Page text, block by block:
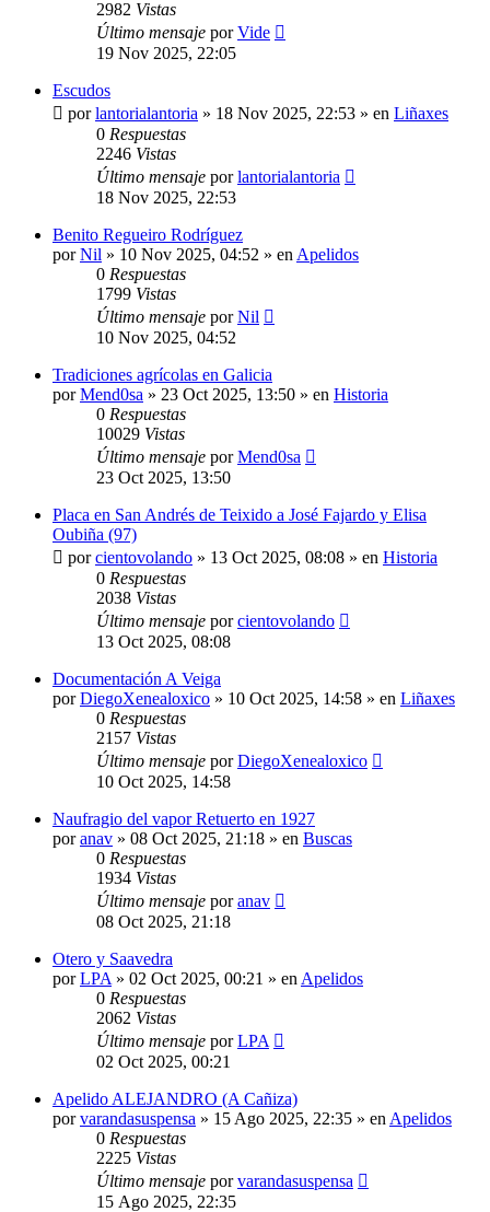
2982 Vistas
Último mensaje porVide
19 Nov 2025, 22:05
Escudos
porlantorialantoria » 18 Nov 2025, 22:53 » en Liñaxes
0 Respuestas
2246 Vistas
Último mensaje porlantorialantoria
18 Nov 2025, 22:53
Benito Regueiro Rodríguez
porNil » 10 Nov 2025, 04:52 » en Apelidos
0 Respuestas
1799 Vistas
Último mensaje porNil
10 Nov 2025, 04:52
Tradiciones agrícolas en Galicia
porMend0sa » 23 Oct 2025, 13:50 » en Historia
0 Respuestas
10029 Vistas
Último mensaje porMend0sa
23 Oct 2025, 13:50
Placa en San Andrés de Teixido a José Fajardo y Elisa
Oubiña (97)
porcientovolando » 13 Oct 2025, 08:08 » en Historia
0 Respuestas
2038 Vistas
Último mensaje porcientovolando
13 Oct 2025, 08:08
Documentación A Veiga
porDiegoXenealoxico » 10 Oct 2025, 14:58 » en Liñaxes
0 Respuestas
2157 Vistas
Último mensaje porDiegoXenealoxico
10 Oct 2025, 14:58
Naufragio del vapor Retuerto en 1927
poranav » 08 Oct 2025, 21:18 » en Buscas
0 Respuestas
1934 Vistas
Último mensaje poranav
08 Oct 2025, 21:18
Otero y Saavedra
porLPA » 02 Oct 2025, 00:21 » en Apelidos
0 Respuestas
2062 Vistas
Último mensaje porLPA
02 Oct 2025, 00:21
Apelido ALEJANDRO (A Cañiza)
porvarandasuspensa » 15 Ago 2025, 22:35 » en Apelidos
0 Respuestas
2225 Vistas
Último mensaje porvarandasuspensa
15 Ago 2025, 22:35